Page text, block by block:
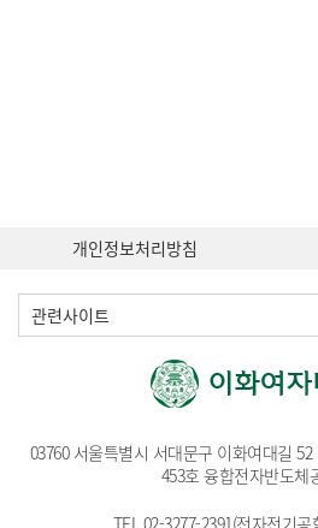
개인정보처리방침
관련사이트
03760 서울특별시 서대문구 이화여대길
453호 융합전자반도체
TEL. 02-3277-2391(전자전기공